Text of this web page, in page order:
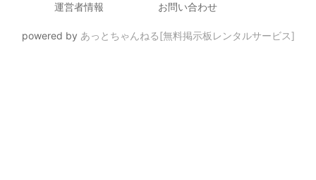
運営者情報
お問い合わせ
powered by あっとちゃんねる[無料掲示板レンタルサービス]